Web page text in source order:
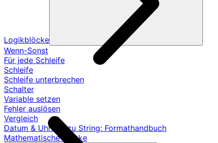
Logikblöcke
Wenn-Sonst
Für jede Schleife
Schleife
Schleife unterbrechen
Schalter
Variable setzen
Fehler auslösen
Vergleich
Datum & Uhrzeit zu String: Formathandbuch
Mathematische Blöcke